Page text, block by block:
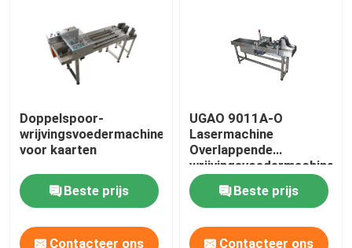
Doppelspoor-
wrijvingsvoedermachine
voor kaarten
Beste prijs
Contacteer ons
UGAO 9011A-O
Lasermachine
Overlappende
wrijvingsvoedermachine
Beste prijs
Contacteer ons